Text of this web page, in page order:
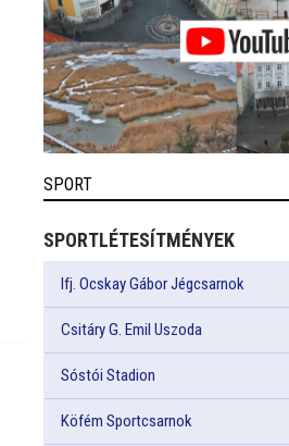
SPORT
SPORTLÉTESÍTMÉNYEK
Ifj. Ocskay Gábor Jégcsarnok
Csitáry G. Emil Uszoda
Sóstói Stadion
Köfém Sportcsarnok